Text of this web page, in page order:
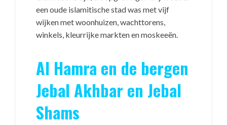
een oude islamitische stad was met vijf
wijken met woonhuizen, wachttorens,
winkels, kleurrijke markten en moskeeën.
Al Hamra en de bergen
Jebal Akhbar en Jebal
Shams